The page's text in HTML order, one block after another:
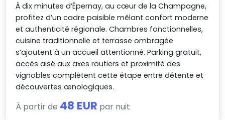
À dix minutes d’Épernay, au cœur de la Champagne,
profitez d’un cadre paisible mêlant confort moderne
et authenticité régionale. Chambres fonctionnelles,
cuisine traditionnelle et terrasse ombragée
s’ajoutent à un accueil attentionné. Parking gratuit,
accès aisé aux axes routiers et proximité des
vignobles complètent cette étape entre détente et
découvertes œnologiques.
À partir de 48 EUR par nuit